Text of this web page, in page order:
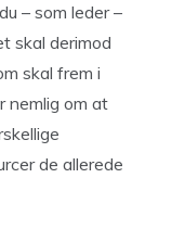
– som leder –
skal derimod
skal frem i
nemlig om at
de allerede